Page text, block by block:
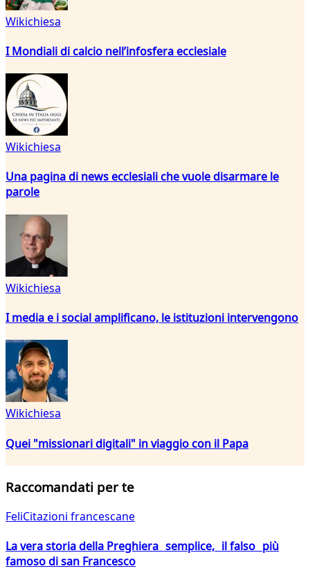
Wikichiesa
I Mondiali di calcio nell’infosfera ecclesiale
Wikichiesa
Una pagina di news ecclesiali che vuole disarmare le
parole
Wikichiesa
I media e i social amplificano, le istituzioni intervengono
Wikichiesa
Quei "missionari digitali" in viaggio con il Papa
Raccomandati per te
FeliCitazioni francescane
La vera storia della Preghiera semplice, il falso più
famoso di san Francesco